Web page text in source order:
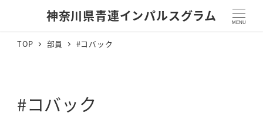
神奈川県青連インパルスグラム MENU
TOP 部員 #コバック
#コバック